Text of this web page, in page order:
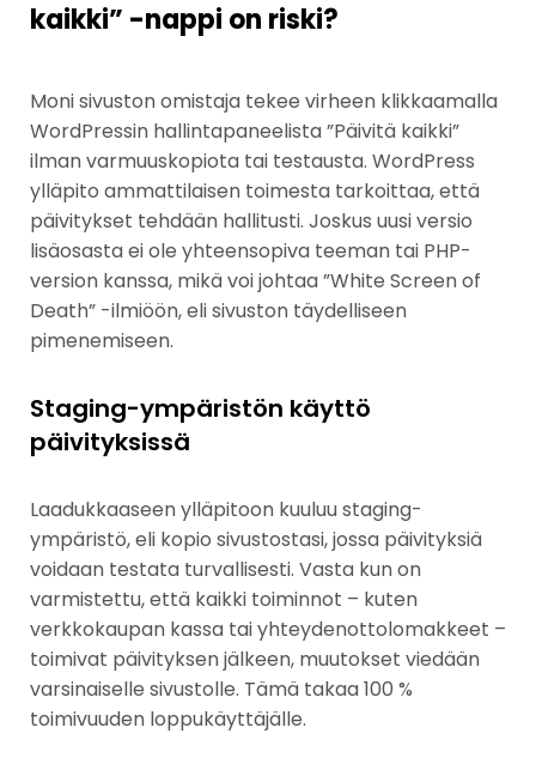
kaikki” -nappi on riski?
Moni sivuston omistaja tekee virheen klikkaamalla
WordPressin hallintapaneelista ”Päivitä kaikki”
ilman varmuuskopiota tai testausta. WordPress
ylläpito ammattilaisen toimesta tarkoittaa, että
päivitykset tehdään hallitusti. Joskus uusi versio
lisäosasta ei ole yhteensopiva teeman tai PHP-
version kanssa, mikä voi johtaa ”White Screen of
Death” -ilmiöön, eli sivuston täydelliseen
pimenemiseen.
Staging-ympäristön käyttö
päivityksissä
Laadukkaaseen ylläpitoon kuuluu staging-
ympäristö, eli kopio sivustostasi, jossa päivityksiä
voidaan testata turvallisesti. Vasta kun on
varmistettu, että kaikki toiminnot – kuten
verkkokaupan kassa tai yhteydenottolomakkeet –
toimivat päivityksen jälkeen, muutokset viedään
varsinaiselle sivustolle. Tämä takaa 100 %
toimivuuden loppukäyttäjälle.